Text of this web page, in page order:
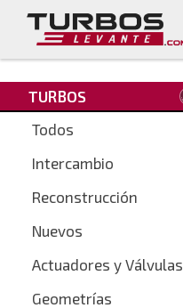
TURBOS
Todos
Intercambio
Reconstrucción
Nuevos
Actuadores y Válvulas
Geometrías